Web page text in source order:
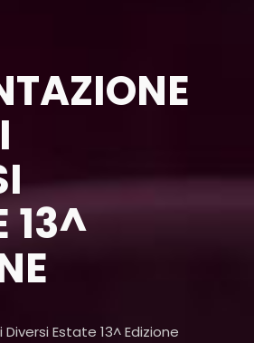
13^
Estate 13^ Edizione